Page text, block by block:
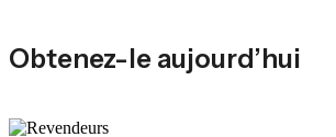
Obtenez-le aujourd’hui